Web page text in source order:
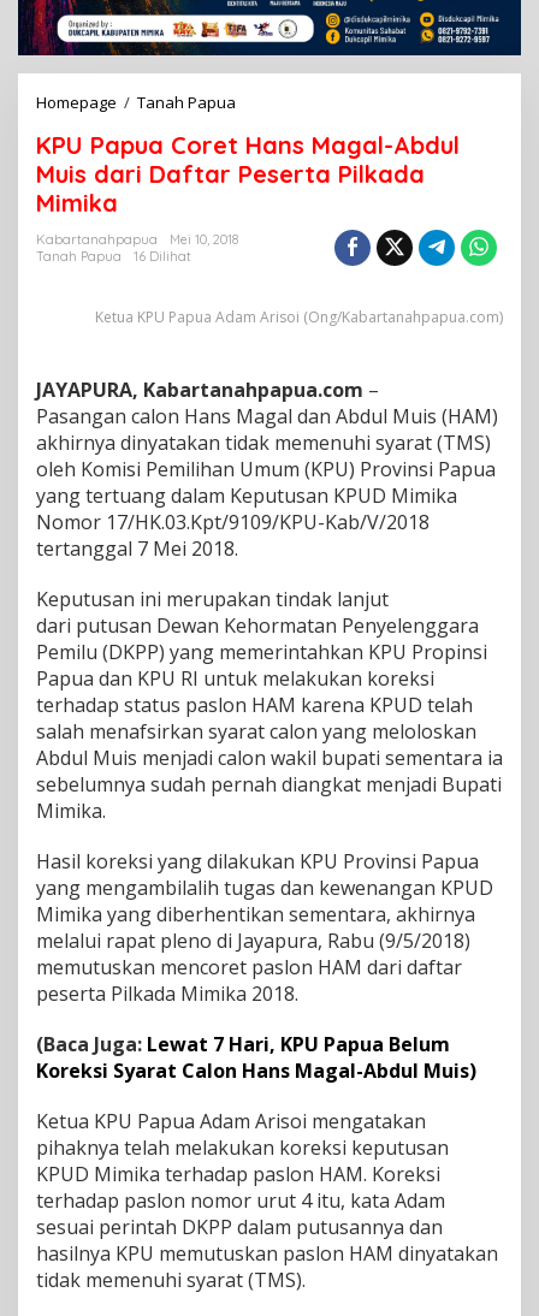
Homepage / Tanah Papua
U
P
a
u
r
H
a
n
s
M
a
g
a
l
A
b
d
u
l
M
u
i
d
i
D
a
f
t
a
r
e
s
e
t
a
i
l
k
a
d
a
KPU Papua Coret Hans Magal-Abdul
Muis dari Daftar Peserta Pilkada
Mimika
Kabartanahpapua
Mei 10, 2018
Tanah Papua
16 Dilihat
Ketua KPU Papua Adam Arisoi (Ong/Kabartanahpapua.com)
JAYAPURA, Kabartanahpapua.com –
Pasangan calon Hans Magal dan Abdul Muis (HAM)
akhirnya dinyatakan tidak memenuhi syarat (TMS)
oleh Komisi Pemilihan Umum (KPU) Provinsi Papua
yang tertuang dalam Keputusan KPUD Mimika
Nomor 17/HK.03.Kpt/9109/KPU-Kab/V/2018
tertanggal 7 Mei 2018.
Keputusan ini merupakan tindak lanjut
dari putusan Dewan Kehormatan Penyelenggara
Pemilu (DKPP) yang memerintahkan KPU Propinsi
Papua dan KPU RI untuk melakukan koreksi
terhadap status paslon HAM karena KPUD telah
salah menafsirkan syarat calon yang meloloskan
Abdul Muis menjadi calon wakil bupati sementara ia
sebelumnya sudah pernah diangkat menjadi Bupati
Mimika.
Hasil koreksi yang dilakukan KPU Provinsi Papua
yang mengambilalih tugas dan kewenangan KPUD
Mimika yang diberhentikan sementara, akhirnya
melalui rapat pleno di Jayapura, Rabu (9/5/2018)
memutuskan mencoret paslon HAM dari daftar
peserta Pilkada Mimika 2018.
(Baca Juga: Lewat 7 Hari, KPU Papua Belum
Koreksi Syarat Calon Hans Magal-Abdul Muis)
Ketua KPU Papua Adam Arisoi mengatakan
pihaknya telah melakukan koreksi keputusan
KPUD Mimika terhadap paslon HAM. Koreksi
terhadap paslon nomor urut 4 itu, kata Adam
sesuai perintah DKPP dalam putusannya dan
hasilnya KPU memutuskan paslon HAM dinyatakan
tidak memenuhi syarat (TMS).